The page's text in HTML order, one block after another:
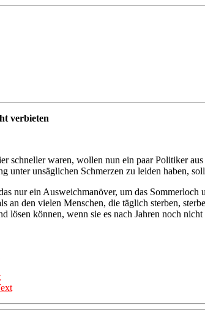
verbieten
schneller waren, wollen nun ein paar Politiker
unter unsäglichen Schmerzen zu leiden haben,
nur ein Ausweichmanöver, um das
an den vielen Menschen, die täglich sterben,
lösen können, wenn sie es nach Jahren noch